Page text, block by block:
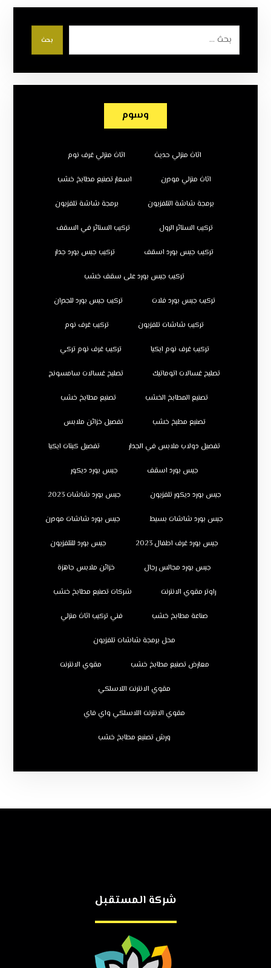
بحث
وسوم
اثاث منزلي حديث اثاث منزلي غرف نوم
اثاث منزلي مودرن اسعار تصنيع مطابخ خشب
برمجة شاشة التلفزيون برمجة شاشة تلفزيون
تركيب الستائر الرول تركيب الستائر في السقف
تركيب جبس بورد اسقف تركيب جبس بورد جدار
تركيب جبس بورد على سقف خشب
تركيب جبس بورد فلات تركيب جبس بورد للجدران
تركيب شاشات تلفزيون تركيب غرف نوم
تركيب غرف نوم ايكيا تركيب غرف نوم تركي
تصليح غسالات اتوماتيك تصليح غسالات سامسونج
تصنيع المطابخ الخشب تصنيع مطابخ خشب
تصنيع مطبخ خشب تفصيل خزائن ملابس
تفصيل دولاب ملابس في الجدار تفصيل كبتات ايكيا
جبس بورد اسقف جبس بورد ديكور
جبس بورد ديكور تلفزيون جبس بورد شاشات 2023
جبس بورد شاشات بسيط جبس بورد شاشات مودرن
جبس بورد غرف اطفال 2023 جبس بورد للتلفزيون
جبس بورد مجالس رجال خزائن ملابس جاهزة
راوتر مقوي الانترنت شركات تصنيع مطابخ خشب
صناعة مطابخ خشب فني تركيب اثاث منزلي
محل برمجة شاشات تلفزيون
معارض تصنيع مطابخ خشب مقوي الانترنت
مقوي الانترنت اللاسلكي
مقوي الانترنت اللاسلكي واي فاي
ورش تصنيع مطابخ خشب
شركة المستقبل